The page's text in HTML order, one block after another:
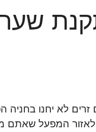
לא יחנו בחניה
לאזור המפעל שאתם